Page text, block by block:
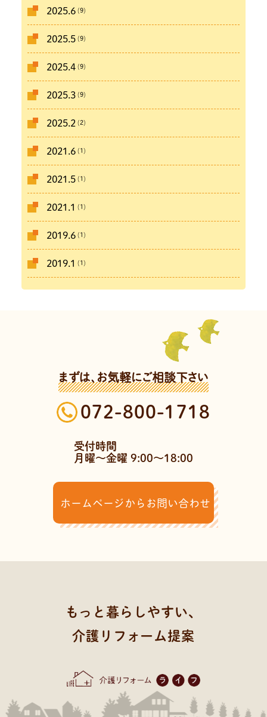
2025.6(9)
2025.5(9)
2025.4(9)
2025.3(9)
2025.2 (2)
2021.6(1)
2021.5(1)
2021.1 (1)
2019.6(1)
2019.1 (1)
まずは、お気軽にご相談下さい
072-800-1718
受付時間
月曜～金曜 9:00～18:00
ホームページからお問い合わせ
もっと暮らしやすい、
介護リフォーム提案